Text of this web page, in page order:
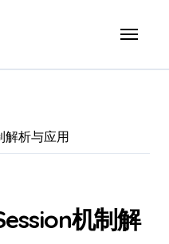
解析与应用
机制解